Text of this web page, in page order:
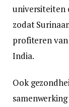
universiteiten
zodat
profiteren
India.
Ook